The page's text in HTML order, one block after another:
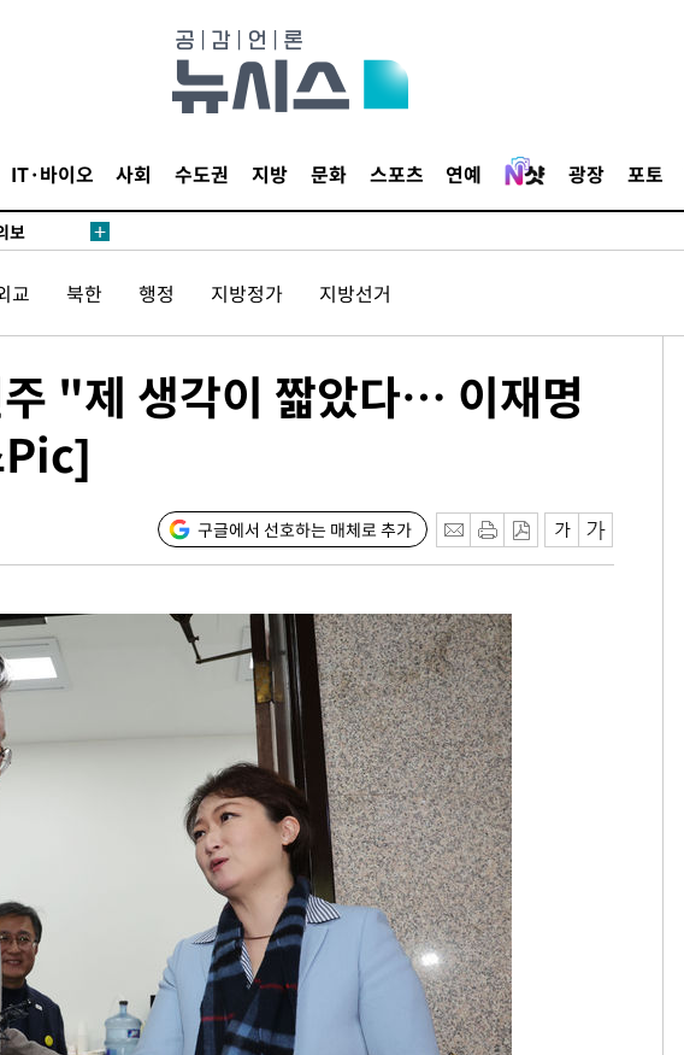
IT·바이오 사회 수도권 지방 문화 스포츠 연예 광장 포토
해 뛸
일날씨]
보
[다음주
려 죄송"
서미화·
1위… 정
위해 뛸
리
일날씨]
원해 아
보
교 북한 행정 지방정가 지방선거
"제 생각이 짧았다… 이재명
Pic]
구글에서 선호하는 매체로 추가